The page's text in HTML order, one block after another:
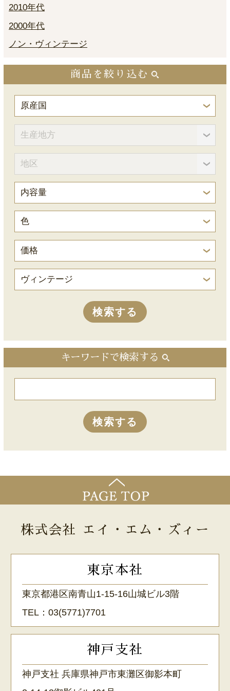
2010年代
2000年代
ノン・ヴィンテージ
商品を絞り込む
キーワードで検索する
株式会社 エイ・エム・ズィー
東京本社
東京都港区南青山1-15-16山城ビル3階
TEL：03(5771)7701
神戸支社
神戸支社 兵庫県神戸市東灘区御影本町